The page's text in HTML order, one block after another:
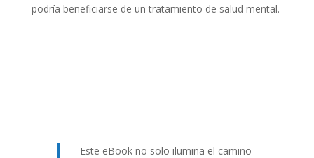
podría beneficiarse de un tratamiento de salud mental.
Este eBook no solo ilumina el camino